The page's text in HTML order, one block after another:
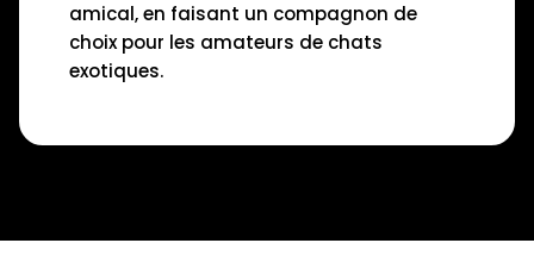
amical, en faisant un compagnon de
choix pour les amateurs de chats
exotiques.